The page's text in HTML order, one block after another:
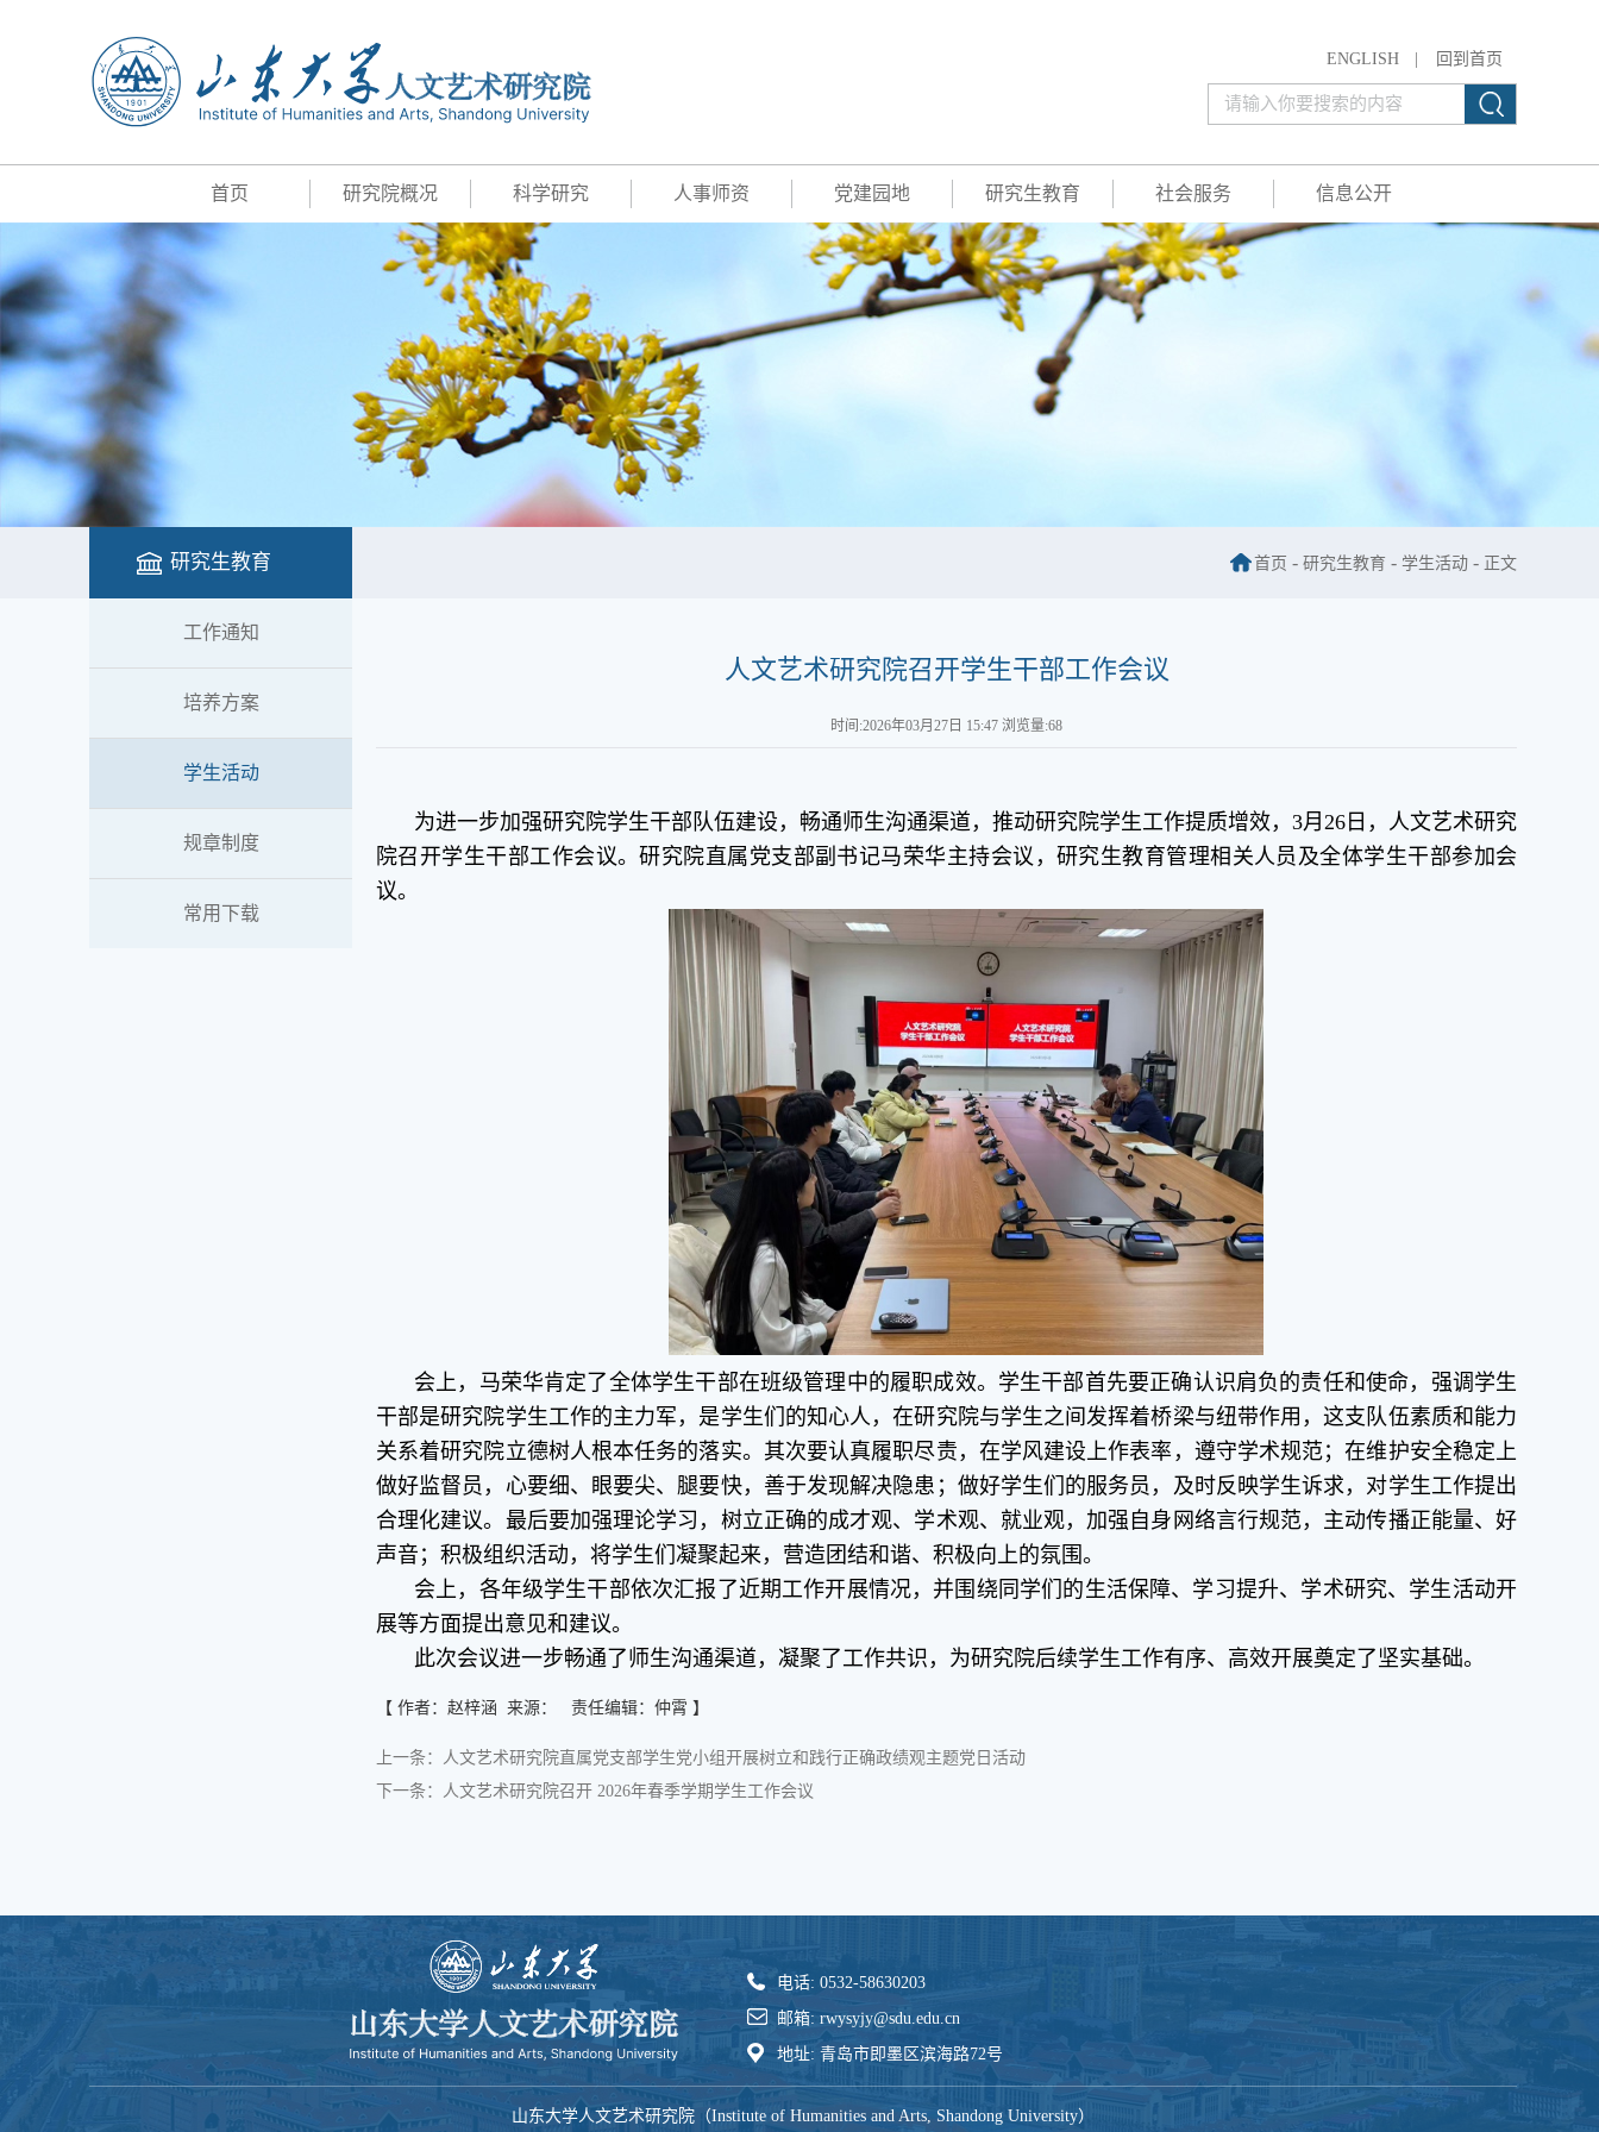
ENGLISH 回到首页
首页 研究院概况 科学研究 人事师资 党建园地 研究生教育 社会服务 信息公开
研究生教育 首页 - 研究生教育 - 学生活动 - 正文
工作通知
培养方案
学生活动
规章制度
常用下载
人文艺术研究院召开学生干部工作会议
时间:2026年03月27日 15:47 浏览量:68
为进一步加强研究院学生干部队伍建设，畅通师生沟通渠道，推动研究院学生工作提质增效，3月26日，人文艺术研究
院召开学生干部工作会议。研究院直属党支部副书记马荣华主持会议，研究生教育管理相关人员及全体学生干部参加会
议。
会上， 马荣华肯定了全体学生干部在班级管理中的履职成效。学生干部首先要正确认识肩负的责任和使命， 强调 学生
干部是研究院学生工作的主力军，是学生们的知心人，在研究院与学生之间发挥着桥梁与纽带作用，这支队伍素质和能力
关系着研究院立德树人根本任务的落实。其次要认真履职尽责，在学风建设上作表率，遵守学术规范；在维护安全稳定上
做好监督员，心要细、眼要尖、腿要快，善于发现解决隐患；做好学生们的服务员，及时反映学生诉求，对学生工作提出
合理化建议。最后要加强理论学习，树立正确的成才观、学术观、就业观，加强自身网络言行规范，主动传播正能量、好
声音；积极组织活动，将学生们凝聚起来，营造团结和谐、积极向上的氛围。
会上，各年级学生干部依次汇报了近期工作开展情况，并围绕同学们的生活保障、学习提升、学术研究、学生活动开
展等方面提出意见和建议。
此次会议进一步畅通了师生沟通渠道，凝聚了工作共识，为研究院后续学生工作有序、高效开展奠定了坚实基础。
【 作者：赵梓涵 来源： 责任编辑：仲霄 】
上一条： 人文艺术研究院直属党支部学生党小组开展树立和践行正确政绩观主题党日活动
下一条： 人文艺术研究院召开 2026年春季学期学生工作会议
电话: 0532-58630203
邮箱: rwysyjy@sdu.edu.cn
地址: 青岛市即墨区滨海路72号
山东大学人文艺术研究院（Institute of Humanities and Arts, Shandong University）